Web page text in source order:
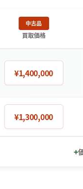
中古品
買取価格
¥1,400,000
¥1,300,000
+